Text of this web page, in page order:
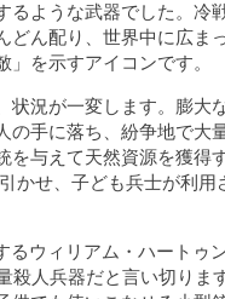
るような武器でした。冷
どん配り、世界中に広ま
を示すアイコンです。
状況が一変します。膨大
の手に落ち、紛争地で大
を与えて天然資源を獲得
かせ、子ども兵士が利用
るウィリアム・ハートゥ
殺人兵器だと言い切りま